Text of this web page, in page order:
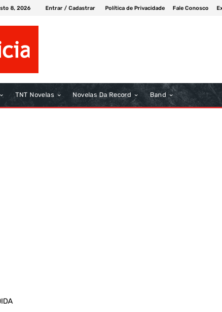
8, 2026 Entrar / Cadastrar Política de Privacidade Fale Conosco
TNT Novelas Novelas Da Record Band